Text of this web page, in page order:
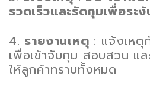
รวดเร็วและรัดกุมเพื่อระ
4. รายงานเหตุ : แจ้งเหตุ
เพื่อเข้าจับกุม สอบสวน แ
ให้ลูกค้าทราบทั้งหมด